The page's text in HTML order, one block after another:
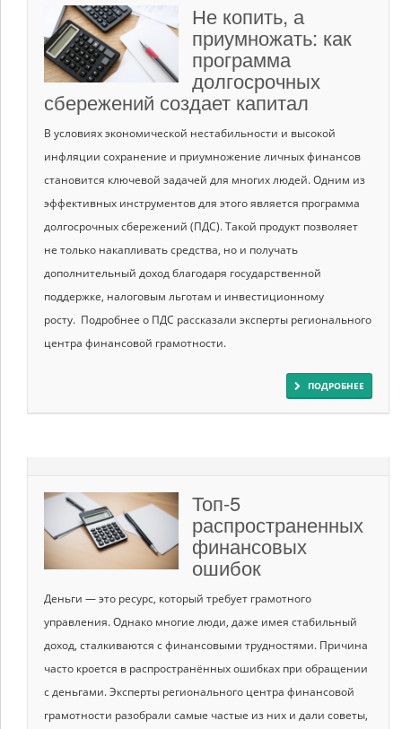
Не копить, а
приумножать: как
программа
долгосрочных
сбережений создает капитал
В условиях экономической нестабильности и высокой
инфляции сохранение и приумножение личных финансов
становится ключевой задачей для многих людей. Одним из
эффективных инструментов для этого является программа
долгосрочных сбережений (ПДС). Такой продукт позволяет
не только накапливать средства, но и получать
дополнительный доход благодаря государственной
поддержке, налоговым льготам и инвестиционному
росту. Подробнее о ПДС рассказали эксперты регионального
центра финансовой грамотности.
ПОДРОБНЕЕ
Топ-5
распространенных
финансовых
ошибок
Деньги — это ресурс, который требует грамотного
управления. Однако многие люди, даже имея стабильный
доход, сталкиваются с финансовыми трудностями. Причина
часто кроется в распространённых ошибках при обращении
с деньгами. Эксперты регионального центра финансовой
грамотности разобрали самые частые из них и дали советы,